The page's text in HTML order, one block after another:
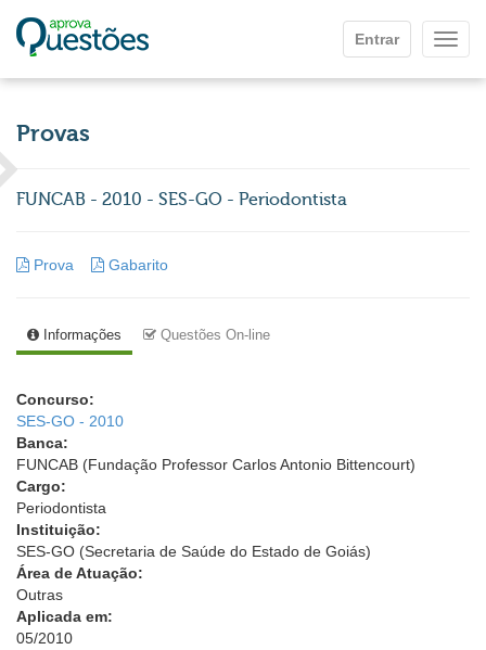
Entrar
Provas
FUNCAB - 2010 - SES-GO - Periodontista
Prova Gabarito
Informações Questões On-line
Concurso:
SES-GO - 2010
Banca:
FUNCAB (Fundação Professor Carlos Antonio Bittencourt)
Cargo:
Periodontista
Instituição:
SES-GO (Secretaria de Saúde do Estado de Goiás)
Área de Atuação:
Outras
Aplicada em:
05/2010